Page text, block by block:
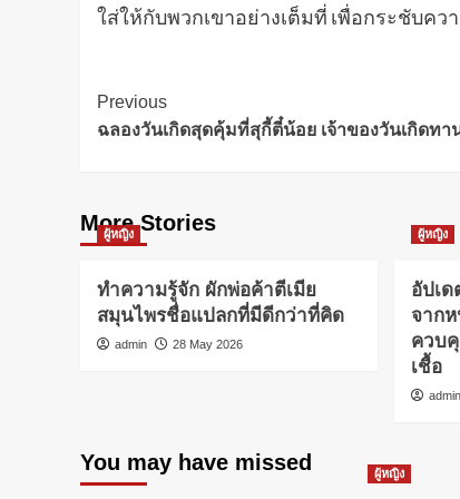
ใส่ให้กับพวกเขาอย่างเต็มที่ เพื่อกระชับค
Post
Navigation
Previous
ฉลองวันเกิดสุดคุ้มที่สุกี้ตี๋น้อย เจ้าของวันเกิดทา
More Stories
ผู้หญิง
ทำความรู้จัก ผักพ่อค้าตีเมีย
สมุนไพรชื่อแปลกที่มีดีกว่าที่คิด
admin 28 May 2026
ผู้หญิง
อัปเ
จาก
ควบ
เชื้อ
admin
You may have missed ผู้หญิง